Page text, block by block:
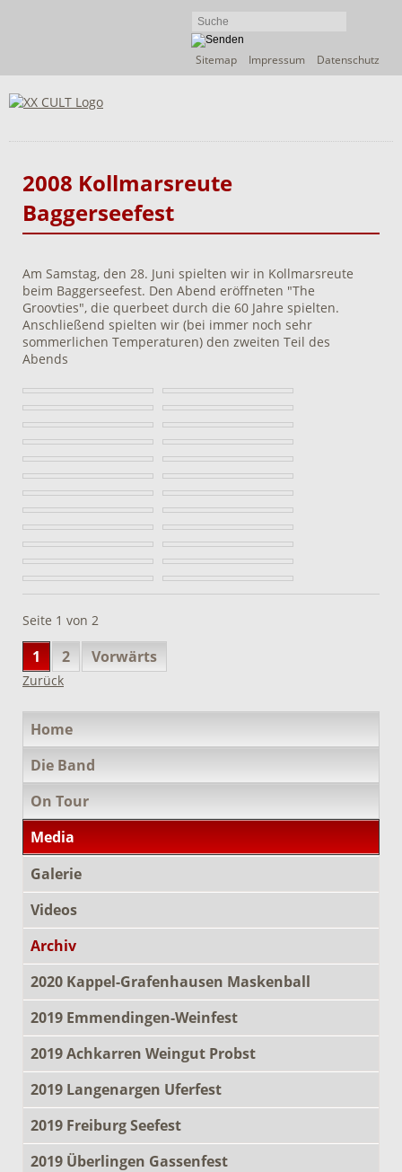
Navigation
Sitemap Impressum Datenschutz
2008 Kollmarsreute
Baggerseefest
Am Samstag, den 28. Juni spielten wir in Kollmarsreute
beim Baggerseefest. Den Abend eröffneten "The
Groovties", die querbeet durch die 60 Jahre spielten.
Anschließend spielten wir (bei immer noch sehr
sommerlichen Temperaturen) den zweiten Teil des
Abends
Seite 1 von 2
1 2 Vorwärts
Zurück
überspringen
Home
Die Band
On Tour
Media
Galerie
Videos
Archiv
2020 Kappel-Grafenhausen Maskenball
2019 Emmendingen-Weinfest
2019 Achkarren Weingut Probst
2019 Langenargen Uferfest
2019 Freiburg Seefest
2019 Überlingen Gassenfest